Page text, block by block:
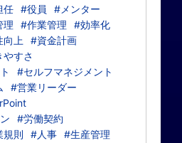
任 #役員
#メンター
理 #作業管理
#効率化
向上
#資金計画
すさ
#セルフマネジメント
#営業リーダー
#労働契約
規則 #人事 #生産管理